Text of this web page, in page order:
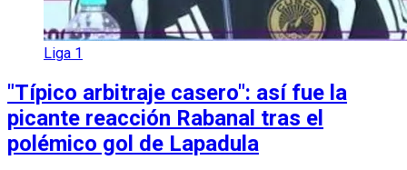
Liga 1
"Típico arbitraje casero": así fue la
picante reacción Rabanal tras el
polémico gol de Lapadula